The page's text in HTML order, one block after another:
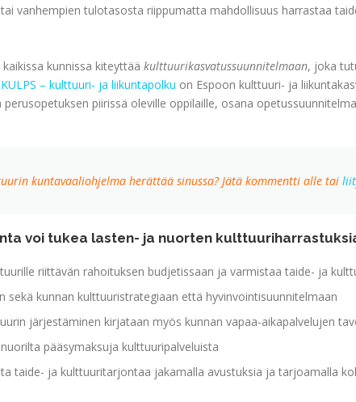
vanhempien tulotasosta riippumatta mahdollisuus harrastaa
kunnissa kiteyttää kulttuurikasvatussuunnitelmaan, joka
KULPS – kulttuuri- ja liikuntapolku on Espoon kulttuuri- ja
piirissä oleville oppilaille, osana
kuntavaaliohjelma herättää sinussa? Jätä kommentti alle tai
voi tukea lasten- ja nuorten
riittävän rahoituksen budjetissaan ja varmistaa taide- ja
sekä kunnan kulttuuristrategiaan että hyvinvointisuunnitelmaan
järjestäminen kirjataan myös kunnan vapaa-aikapalvelujen
pääsymaksuja kulttuuripalveluista
taide- ja kulttuuritarjontaa jakamalla avustuksia ja tarjoamalla